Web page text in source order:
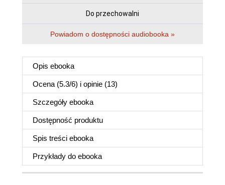
Do przechowalni
Powiadom o dostępności audiobooka »
Opis ebooka
Ocena (5.3/6) i opinie (13)
Szczegóły ebooka
Dostępność produktu
Spis treści ebooka
Przykłady do ebooka